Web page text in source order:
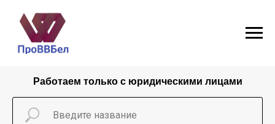
Работаем только с юридическими лицами